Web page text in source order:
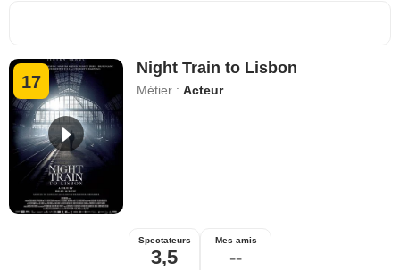
17
Night Train to Lisbon
Métier :Acteur
Spectateurs
3,5
Mes amis
--